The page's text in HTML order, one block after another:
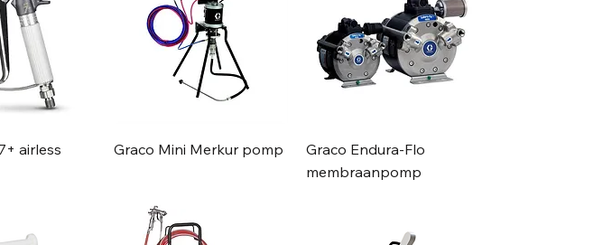
airless
Graco Mini Merkur pomp
Graco Endura-Flo
membraanpomp